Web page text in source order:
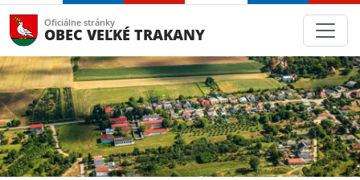
Oficiálne stránky
OBEC VEĽKÉ TRAKANY